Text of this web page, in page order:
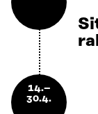
14.–
30.4.